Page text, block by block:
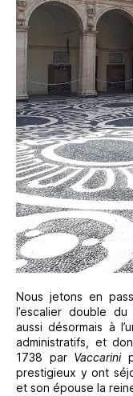
Nous jetons en
l’escalier double du
aussi désormais à
administratifs, et
1738 par Vaccarini
prestigieux y ont
et son épouse la